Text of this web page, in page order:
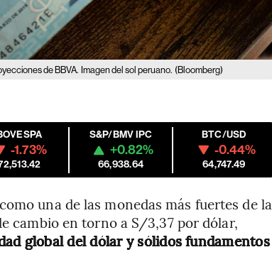
de BBVA. Imagen del sol peruano. (Bloomberg)
-1.73%
S&P/BMV IPC
+0.82%
66,938.64
BTC/USD
-0.44%
64,747.49
una de las monedas más fuertes de la
cambio en torno a S/3,37 por dólar,
global del dólar y sólidos fundamentos